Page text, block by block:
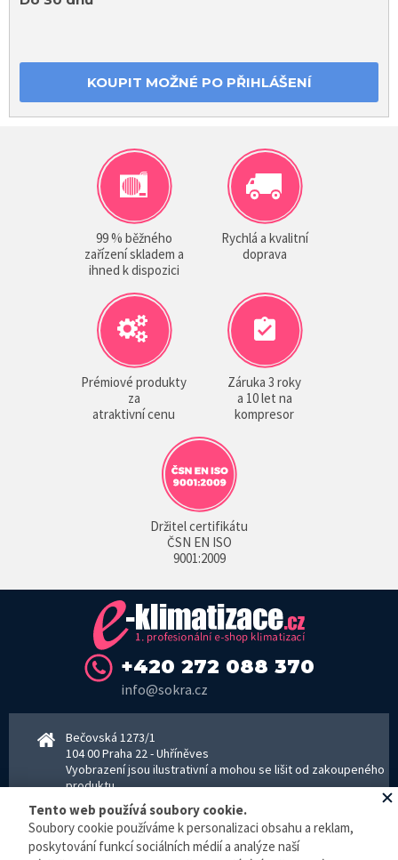
KOUPIT MOŽNÉ PO PŘIHLÁŠENÍ
99 % běžného
zařízení skladem a
ihned k dispozici
Rychlá a kvalitní
doprava
Prémiové produkty
za
atraktivní cenu
Záruka 3 roky
a 10 let na
kompresor
Držitel certifikátu
ČSN EN ISO
9001:2009
+420 272 088 370
info@sokra.cz
Bečovská 1273/1
104 00 Praha 22 - Uhříněves
Vyobrazení jsou ilustrativní a mohou se lišit od zakoupeného
produktu.
www.sokra.cz│www.haier-klimatizace.cz
Tento web používá soubory cookie.
Soubory cookie používáme k personalizaci obsahu a reklam,
poskytování funkcí sociálních médií a analýze naší